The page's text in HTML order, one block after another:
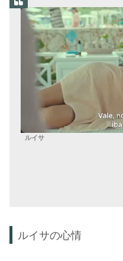
ルイサ
ルイサの心情